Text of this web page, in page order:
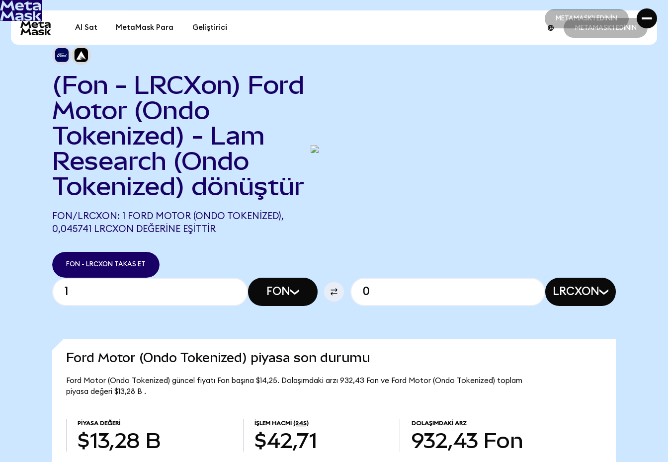
METAMASK'I EDİNİN
METAMASK'I EDİNİN
Al Sat MetaMask Para Geliştirici METAMASK'I EDİNİN
(Fon - LRCXon) Ford
Motor (Ondo
Tokenized) - Lam
Research (Ondo
Tokenized) dönüştür
FON/LRCXON: 1 FORD MOTOR (ONDO TOKENIZED),
0,045741 LRCXON DEĞERINE EŞITTIR
FON - LRCXON TAKAS ET
FON LRCXON
Ford Motor (Ondo Tokenized) piyasa son durumu
Ford Motor (Ondo Tokenized) güncel fiyatı Fon başına $14,25. Dolaşımdaki arzı 932,43 Fon ve Ford Motor (Ondo Tokenized) toplam
piyasa değeri $13,28 B .
PIYASA DEĞERI
$13,28 B
İŞLEM HACMI (24S)
$42,71
DOLAŞIMDAKI ARZ
932,43 Fon